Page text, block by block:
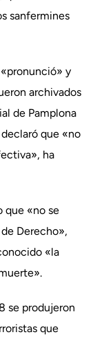
sanfermines
y
archivados
de Pamplona
que «no
ha
que «no se
Derecho»,
«la
se produjeron
que